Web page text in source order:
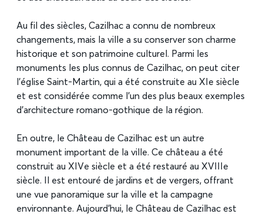
Au fil des siècles, Cazilhac a connu de nombreux
changements, mais la ville a su conserver son charme
historique et son patrimoine culturel. Parmi les
monuments les plus connus de Cazilhac, on peut citer
l’église Saint-Martin, qui a été construite au XIe siècle
et est considérée comme l’un des plus beaux exemples
d’architecture romano-gothique de la région.
En outre, le Château de Cazilhac est un autre
monument important de la ville. Ce château a été
construit au XIVe siècle et a été restauré au XVIIIe
siècle. Il est entouré de jardins et de vergers, offrant
une vue panoramique sur la ville et la campagne
environnante. Aujourd’hui, le Château de Cazilhac est